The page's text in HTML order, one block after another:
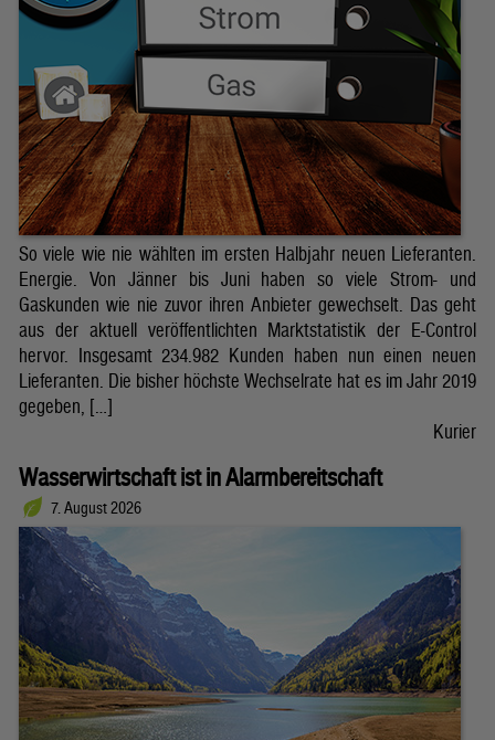
So viele wie nie wählten im ersten Halbjahr neuen Lieferanten.
Energie. Von Jänner bis Juni haben so viele Strom- und
Gaskunden wie nie zuvor ihren Anbieter gewechselt. Das geht
aus der aktuell veröffentlichten Marktstatistik der E-Control
hervor. Insgesamt 234.982 Kunden haben nun einen neuen
Lieferanten. Die bisher höchste Wechselrate hat es im Jahr 2019
gegeben, […]
Kurier
Wasserwirtschaft ist in Alarmbereitschaft
7. August 2026